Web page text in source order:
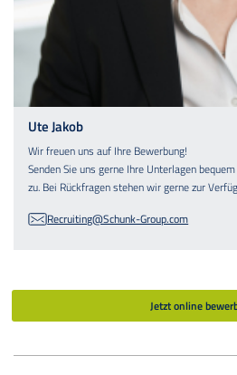
Ute Jakob
Wir freuen uns auf Ihre Bewerbung!
Senden Sie uns gerne Ihre Unterlagen
zu. Bei Rückfragen stehen wir gerne zur
Recruiting@Schunk-Group.com
Jetzt online